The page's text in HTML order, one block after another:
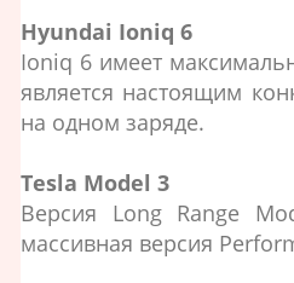
Hyundai Ioniq 6
Ioniq 6 имеет
является настоящим
на одном заряде.
Tesla Model 3
Версия Long Range
массивная версия